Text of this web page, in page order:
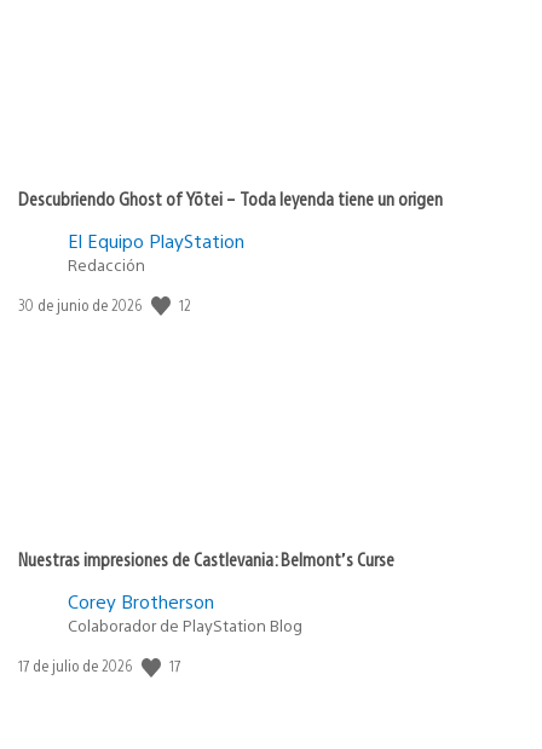
Descubriendo Ghost of Yōtei – Toda leyenda tiene un origen
El Equipo PlayStation
Redacción
Fecha
30 de junio de 2026 12
Nuestras impresiones de Castlevania: Belmont’s Curse
Corey Brotherson
Colaborador de PlayStation Blog
Fecha
17 de julio de 2026 17